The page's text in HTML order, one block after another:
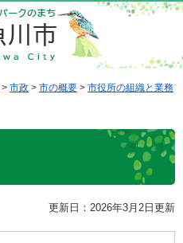
> 市政 > 市の概要 > 市役所の組織と業務
更新日：2026年3月2日更新